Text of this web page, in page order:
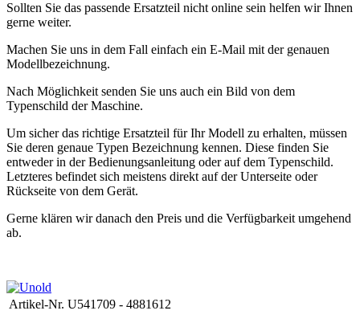
Sollten Sie das passende Ersatzteil nicht online sein helfen wir Ihnen
gerne weiter.
Machen Sie uns in dem Fall einfach ein E-Mail mit der genauen
Modellbezeichnung.
Nach Möglichkeit senden Sie uns auch ein Bild von dem
Typenschild der Maschine.
Um sicher das richtige Ersatzteil für Ihr Modell zu erhalten, müssen
Sie deren genaue Typen Bezeichnung kennen. Diese finden Sie
entweder in der Bedienungsanleitung oder auf dem Typenschild.
Letzteres befindet sich meistens direkt auf der Unterseite oder
Rückseite von dem Gerät.
Gerne klären wir danach den Preis und die Verfügbarkeit umgehend
ab.
Artikel-Nr. U541709 - 4881612